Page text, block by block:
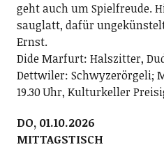
geht auch um Spielfreude.
sauglatt, dafür
Ernst.
Dide Marfurt: Halszitter,
Dettwiler: Schwyzerörgeli;
19.30 Uhr, Kulturkeller
DO, 01.10.2026
MITTAGSTISCH